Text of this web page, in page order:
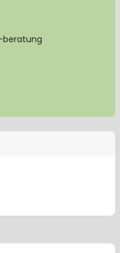
beratung